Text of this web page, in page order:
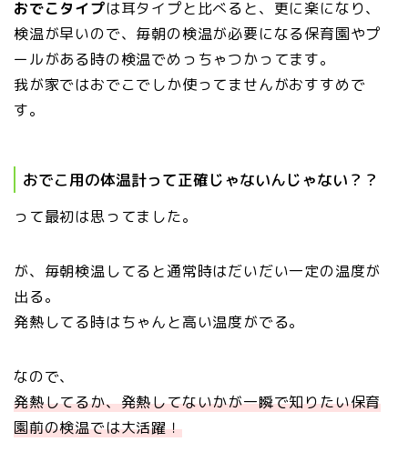
おでこタイプは耳タイプと比べると、更に楽になり、
検温が早いので、毎朝の検温が必要になる保育園やプ
ールがある時の検温でめっちゃつかってます。
我が家ではおでこでしか使ってませんがおすすめで
す。
おでこ用の体温計って正確じゃないんじゃない？？
って最初は思ってました。
が、毎朝検温してると通常時はだいだい一定の温度が
出る。
発熱してる時はちゃんと高い温度がでる。
なので、
発熱してるか、発熱してないかが一瞬で知りたい保育
園前の検温では大活躍！